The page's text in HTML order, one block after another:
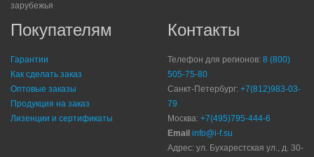
зарубежья
Покупателям
Гарантии
Как сделать заказ
Оптовые заказы
Продукция на заказ
Лизенции и сертификаты
Контакты
Телефон для регионов: 8 (800)
505-75-80
Санкт-Петербург: +7(812)983-03-
79
Москва: +7(495)795-444-6
Email info@i-f.su
Адрес: ул. Бухарестская ул., д. 30-